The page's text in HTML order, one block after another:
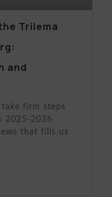
Trilema
and
firm steps
2025-2026
that fills us